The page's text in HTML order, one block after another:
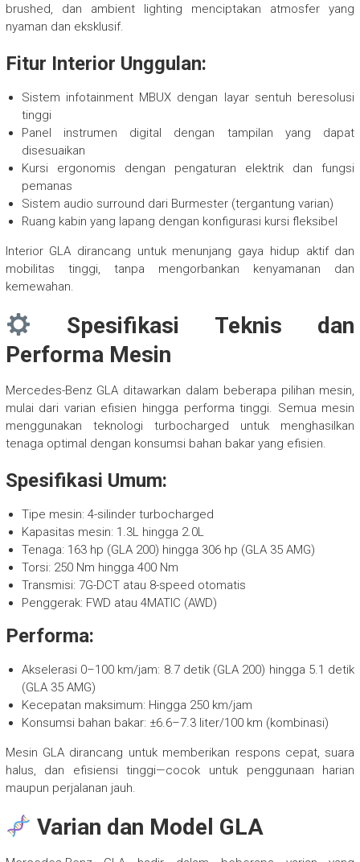
brushed, dan ambient lighting menciptakan atmosfer yang
nyaman dan eksklusif.
Fitur Interior Unggulan:
Sistem infotainment MBUX dengan layar sentuh beresolusi
tinggi
Panel instrumen digital dengan tampilan yang dapat
disesuaikan
Kursi ergonomis dengan pengaturan elektrik dan fungsi
pemanas
Sistem audio surround dari Burmester (tergantung varian)
Ruang kabin yang lapang dengan konfigurasi kursi fleksibel
Interior GLA dirancang untuk menunjang gaya hidup aktif dan
mobilitas tinggi, tanpa mengorbankan kenyamanan dan
kemewahan.
Spesifikasi Teknis dan
Performa Mesin
Mercedes-Benz GLA ditawarkan dalam beberapa pilihan mesin,
mulai dari varian efisien hingga performa tinggi. Semua mesin
menggunakan teknologi turbocharged untuk menghasilkan
tenaga optimal dengan konsumsi bahan bakar yang efisien.
Spesifikasi Umum:
Tipe mesin: 4-silinder turbocharged
Kapasitas mesin: 1.3L hingga 2.0L
Tenaga: 163 hp (GLA 200) hingga 306 hp (GLA 35 AMG)
Torsi: 250 Nm hingga 400 Nm
Transmisi: 7G-DCT atau 8-speed otomatis
Penggerak: FWD atau 4MATIC (AWD)
Performa:
Akselerasi 0–100 km/jam: 8.7 detik (GLA 200) hingga 5.1 detik
(GLA 35 AMG)
Kecepatan maksimum: Hingga 250 km/jam
Konsumsi bahan bakar: ±6.6–7.3 liter/100 km (kombinasi)
Mesin GLA dirancang untuk memberikan respons cepat, suara
halus, dan efisiensi tinggi—cocok untuk penggunaan harian
maupun perjalanan jauh.
Varian dan Model GLA